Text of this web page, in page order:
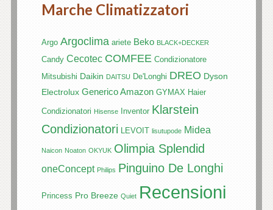
Marche Climatizzatori
Argo Argoclima ariete Beko BLACK+DECKER
Candy Cecotec COMFEE Condizionatore
Mitsubishi Daikin DAITSU De'Longhi DREO Dyson
Electrolux Generico Amazon GYMAX Haier
Condizionatori Hisense Inventor Klarstein
Condizionatori LEVOIT lisutupode Midea
Naicon Noaton OKYUK Olimpia Splendid
oneConcept Philips Pinguino De Longhi
Princess Pro Breeze Quiet Recensioni